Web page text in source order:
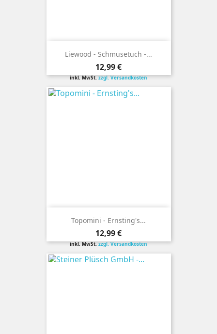
Liewood - Schmusetuch -...
Preis
12,99 €
inkl. MwSt.zzgl. Versandkosten
Topomini - Ernsting's...
Preis
12,99 €
inkl. MwSt.zzgl. Versandkosten